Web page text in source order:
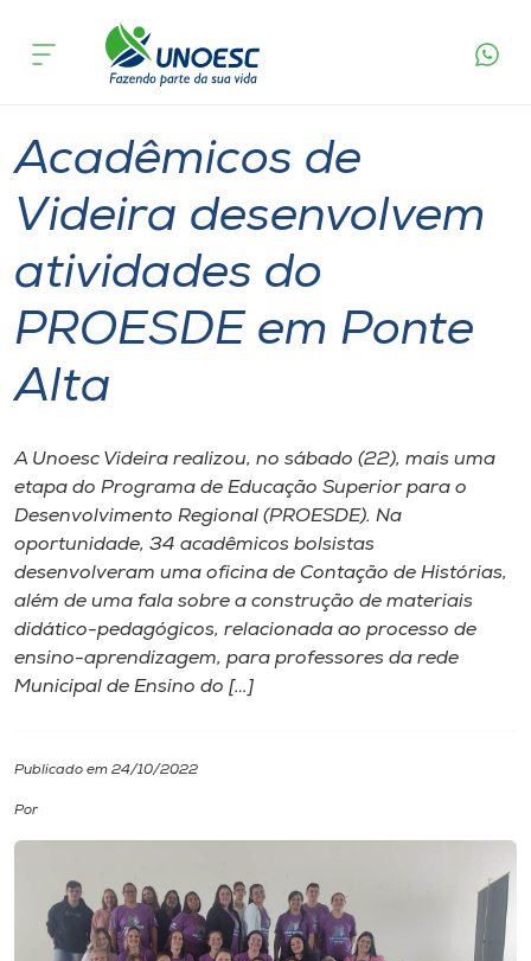
Cursos
Pesquisa
Atendimento ao Estudante
Portal de Ensino
Internacionalização
I.nova
Diplomados
Editora
acontece
Graduação
Acadêmicos de
Videira desenvolvem
atividades do
PROESDE em Ponte
Alta
A Unoesc Videira realizou, no sábado (22), mais uma
etapa do Programa de Educação Superior para o
Desenvolvimento Regional (PROESDE). Na
oportunidade, 34 acadêmicos bolsistas
desenvolveram uma oficina de Contação de Histórias,
além de uma fala sobre a construção de materiais
didático-pedagógicos, relacionada ao processo de
ensino-aprendizagem, para professores da rede
Municipal de Ensino do […]
Publicado em 24/10/2022
Por